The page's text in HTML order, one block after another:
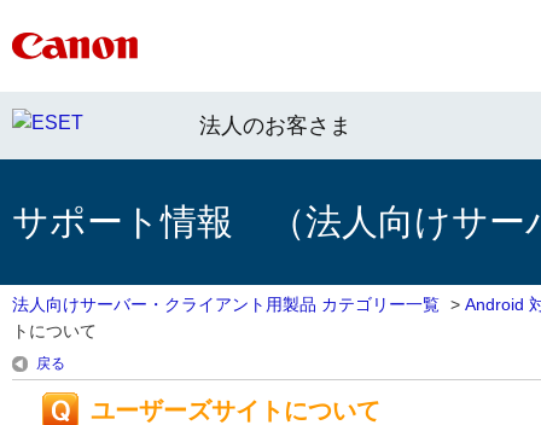
法人のお客さま
サポート情報 （法人向けサー
法人向けサーバー・クライアント用製品 カテゴリー一覧 > Android
トについて
戻る
ユーザーズサイトについて